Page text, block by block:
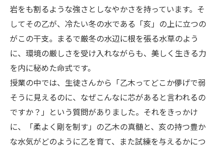
岩をも割るような強さとしなやかさを持っています。そ
してその乙が、冷たい冬の水である「亥」の上に立つの
がこの干支。まるで厳冬の水辺に根を張る水草のよう
に、環境の厳しさを受け入れながらも、美しく生きる力
を内に秘めた命式です。
授業の中では、生徒さんから「乙木ってどこか儚げで弱
そうに見えるのに、なぜこんなに芯があると言われるの
ですか？」という質問がありました。それをきっかけ
に、「柔よく剛を制す」の乙木の真髄と、亥の持つ豊か
な水気がどのように乙を育て、また試練を与えるかにつ